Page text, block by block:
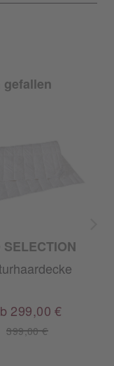
gefallen
SELECTION
399,00 €
299,00 €